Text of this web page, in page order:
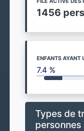
1456
ENFANTS AYANT
7.4 %
Types de